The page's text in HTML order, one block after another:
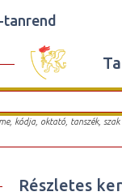
tanrend
kódja, oktató, tanszék,
Részletes